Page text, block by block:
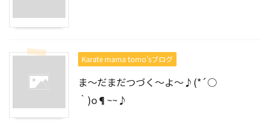
Karate mama tomo’sブログ
ま～だまだつづく～よ～♪(*´○
｀)o¶~~♪